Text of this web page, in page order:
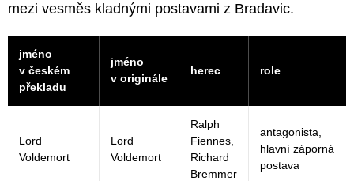
mezi vesměs kladnými postavami z Bradavic.
jméno
v českém
překladu
jméno
v originále
herec role
Lord
Voldemort
Lord
Voldemort
Ralph
Fiennes,
Richard
Bremmer
antagonista,
hlavní záporná
postava